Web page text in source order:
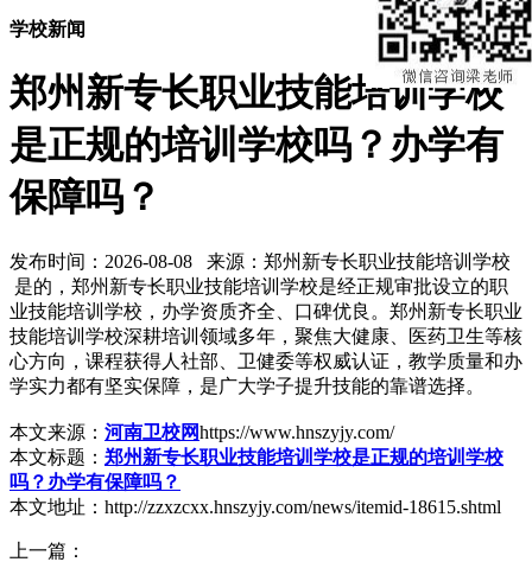
学校新闻
郑州新专长职业技能培训学校
是正规的培训学校吗？办学有
保障吗？
发布时间：2026-08-08 来源：郑州新专长职业技能培训学校
是的，郑州新专长职业技能培训学校是经正规审批设立的职
业技能培训学校，办学资质齐全、口碑优良。郑州新专长职业
技能培训学校深耕培训领域多年，聚焦大健康、医药卫生等核
心方向，课程获得人社部、卫健委等权威认证，教学质量和办
学实力都有坚实保障，是广大学子提升技能的靠谱选择。
本文来源： 河南卫校网https://www.hnszyjy.com/
本文标题： 郑州新专长职业技能培训学校是正规的培训学校
吗？办学有保障吗？
本文地址：http://zzxzcxx.hnszyjy.com/news/itemid-18615.shtml
上一篇：